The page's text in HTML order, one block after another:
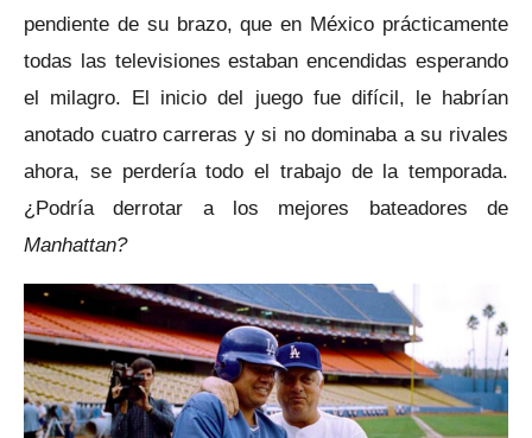
pendiente de su brazo, que en México prácticamente
todas las televisiones estaban encendidas esperando
el milagro. El inicio del juego fue difícil, le habrían
anotado cuatro carreras y si no dominaba a su rivales
ahora, se perdería todo el trabajo de la temporada.
¿Podría derrotar a los mejores bateadores de
Manhattan?